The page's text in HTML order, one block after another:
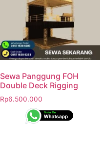
Sewa Panggung FOH
Double Deck Rigging
Rp6.500.000